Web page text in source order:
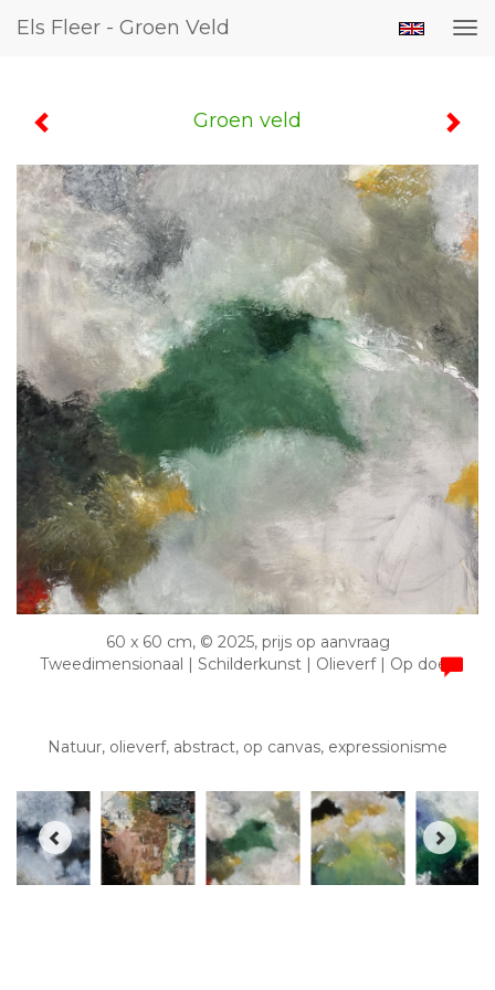
Els Fleer - Groen Veld
Groen veld
60 x 60 cm, © 2025, prijs op aanvraag
Tweedimensionaal | Schilderkunst | Olieverf | Op doek
Natuur, olieverf, abstract, op canvas, expressionisme